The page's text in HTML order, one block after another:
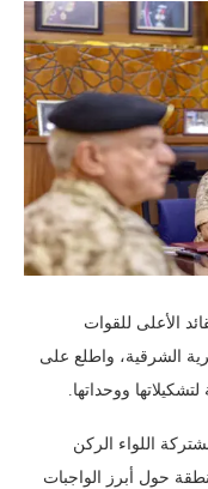
الأعلى للقوات
الشرقية، واطلع على
لتشكيلاتها ووحداتها.
اللواء الركن
حول أبرز الواجبات